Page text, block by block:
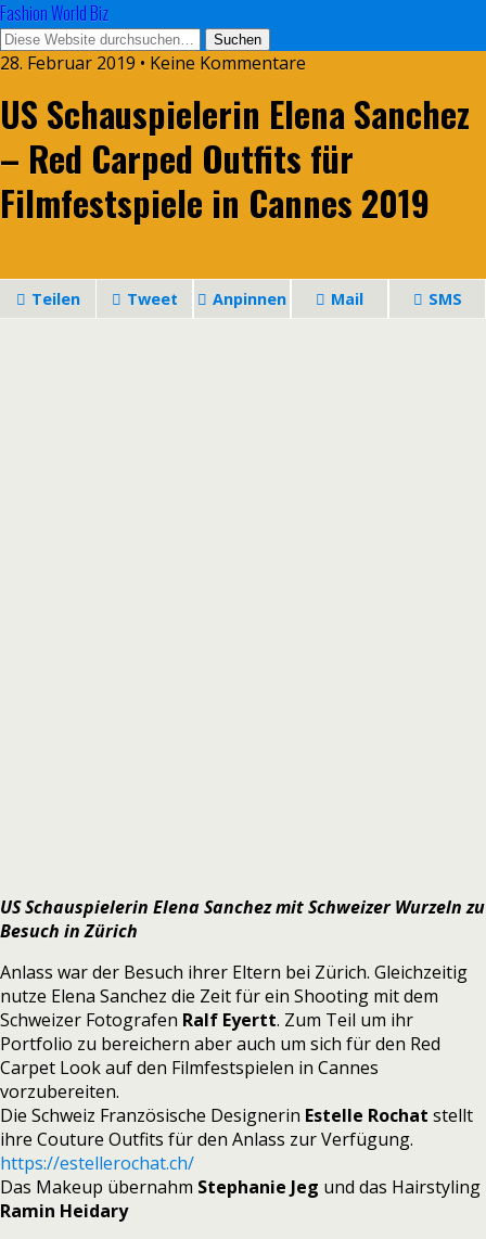
Fashion World Biz
28. Februar 2019 • Keine Kommentare
US Schauspielerin Elena Sanchez
– Red Carped Outfits für
Filmfestspiele in Cannes 2019
Teilen Tweet Anpinnen Mail SMS
US Schauspielerin Elena Sanchez mit Schweizer Wurzeln zu
Besuch in Zürich
Anlass war der Besuch ihrer Eltern bei Zürich. Gleichzeitig
nutze Elena Sanchez die Zeit für ein Shooting mit dem
Schweizer Fotografen Ralf Eyertt. Zum Teil um ihr
Portfolio zu bereichern aber auch um sich für den Red
Carpet Look auf den Filmfestspielen in Cannes
vorzubereiten.
Die Schweiz Französische Designerin Estelle Rochat stellt
ihre Couture Outfits für den Anlass zur Verfügung.
https://estellerochat.ch/
Das Makeup übernahm Stephanie Jeg und das Hairstyling
Ramin Heidary